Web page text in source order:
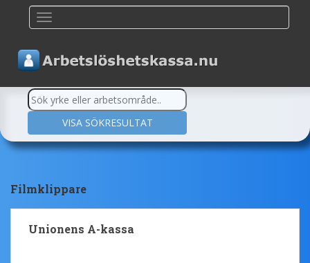
Filmklippare
Unionens A-kassa